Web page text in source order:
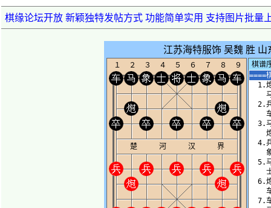
棋缘论坛开放 新颖独特发帖方式 功能简单实用 支持图片批量